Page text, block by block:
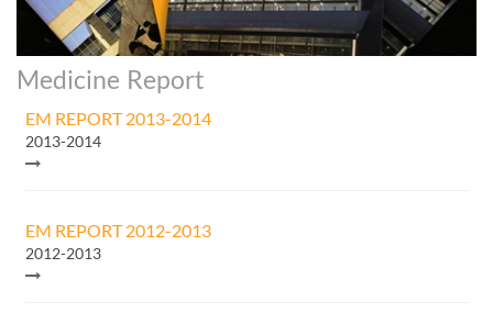
Medicine Report
EM REPORT 2013-2014
2013-2014
EM REPORT 2012-2013
2012-2013